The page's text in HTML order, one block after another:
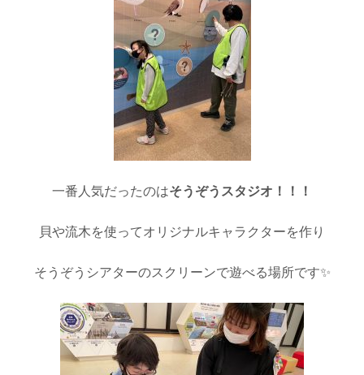
一番人気だったのはそうぞうスタジオ！！！
貝や流木を使ってオリジナルキャラクターを作り
そうぞうシアターのスクリーンで遊べる場所です✨